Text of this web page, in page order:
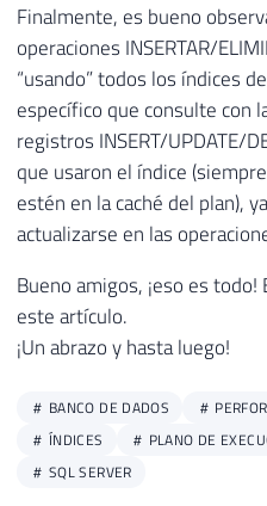
Finalmente, es bueno
operaciones INSERTAR/
“usando” todos los índices
específico que consulte con
registros INSERT/UPDATE/
que usaron el índice
estén en la caché del plan),
actualizarse en las
Bueno amigos, ¡eso es
este artículo.
¡Un abrazo y hasta luego!
BANCO DE DADOS
ÍNDICES
PLANO DE
SQL SERVER